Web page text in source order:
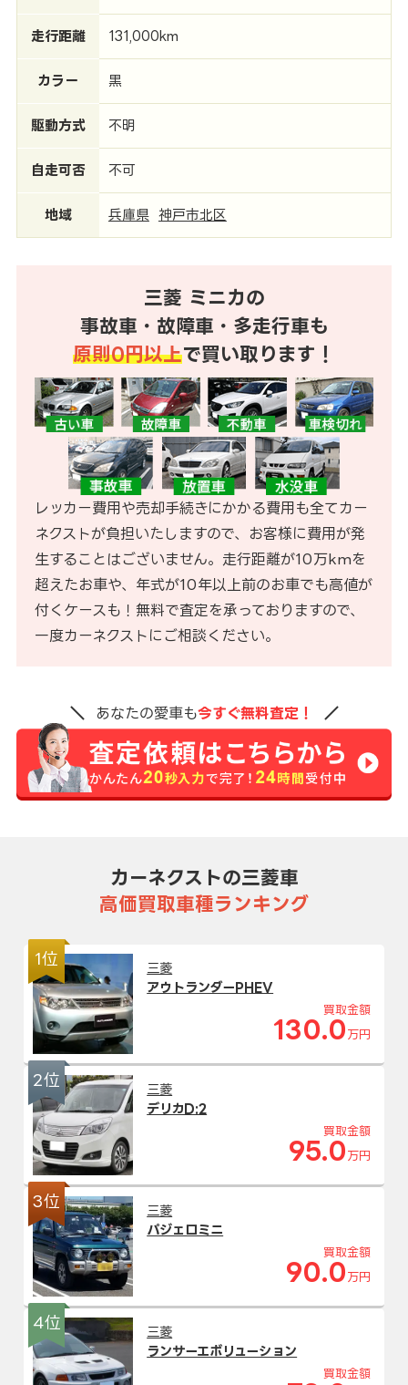
走行距離 131,000km
カラー 黒
駆動方式 不明
自走可否 不可
地域 兵庫県 神戸市北区
三菱 ミニカの
事故車・故障車・多走行車も
原則0円以上で買い取ります！
レッカー費用や売却手続きにかかる費用も全てカー
ネクストが負担いたしますので、お客様に費用が発
生することはございません。走行距離が10万kmを
超えたお車や、年式が10年以上前のお車でも高値が
付くケースも！無料で査定を承っておりますので、
一度カーネクストにご相談ください。
あなたの愛車も今すぐ無料査定！
カーネクストの三菱車
高価買取車種ランキング
1位
三菱
アウトランダーPHEV
買取金額
130.0 万円
2位
三菱
デリカD:2
買取金額
95.0 万円
3位
三菱
パジェロミニ
買取金額
90.0 万円
4位
三菱
ランサーエボリューション
買取金額